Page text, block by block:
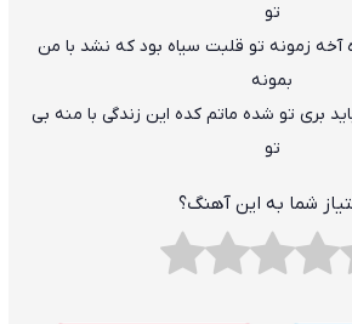
تو
آخه زمونه تو قلبت سیاه بود که نشد با من
بمونه
بری تو شده ماتم کده این زندگی با منه بی
تو
شما به این آهنگ؟